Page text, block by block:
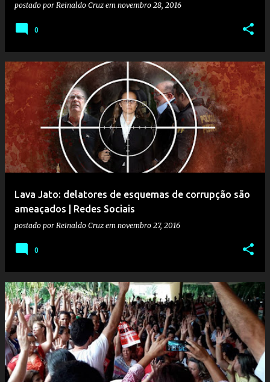
postado por Reinaldo Cruz em novembro 28, 2016
0
Lava Jato: delatores de esquemas de corrupção são
ameaçados | Redes Sociais
postado por Reinaldo Cruz em novembro 27, 2016
0